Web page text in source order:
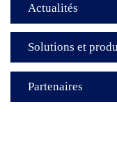
Actualités
Solutions et
Partenaires